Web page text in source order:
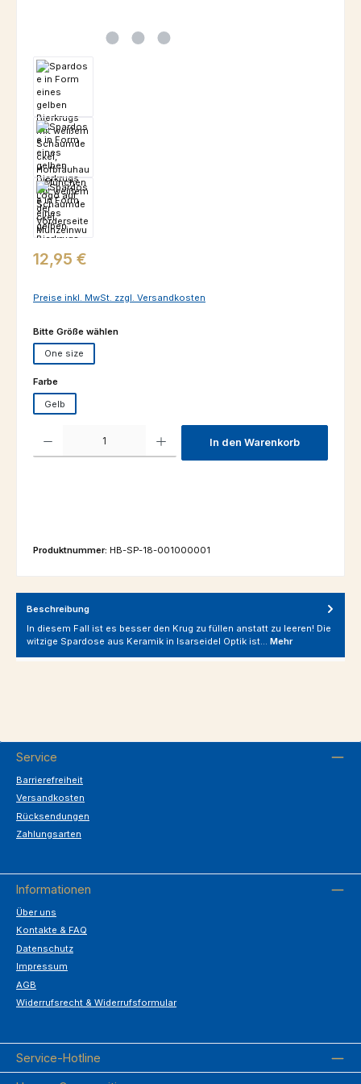
Regulärer Preis:
12,95 €
Preise inkl. MwSt. zzgl. Versandkosten
Bitte Größe wählenauswählen
One size
Farbeauswählen
Gelb
In den Warenkorb
Produktnummer: HB-SP-18-001000001
Beschreibung
In diesem Fall ist es besser den Krug zu füllen anstatt zu leeren! Die
witzige Spardose aus Keramik in Isarseidel Optik ist… Mehr
Service
Barrierefreiheit
Versandkosten
Rücksendungen
Zahlungsarten
Informationen
Über uns
Kontakte & FAQ
Datenschutz
Impressum
AGB
Widerrufsrecht & Widerrufsformular
Service-Hotline